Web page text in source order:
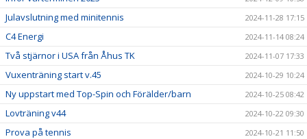
Julavslutning med minitennis 2024-11-28 17:15
C4 Energi 2024-11-14 08:24
Två stjärnor i USA från Åhus TK 2024-11-07 17:33
Vuxenträning start v.45 2024-10-29 10:24
Ny uppstart med Top-Spin och Förälder/barn 2024-10-25 08:42
Lovträning v44 2024-10-22 09:30
Prova på tennis 2024-10-21 11:50